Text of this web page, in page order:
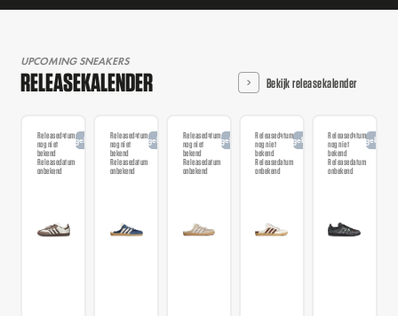
UPCOMING SNEAKERS
RELEASEKALENDER Bekijk releasekalender
Releasedatum
nog niet
bekend
Releasedatum
onbekend
AangekondigdReleasedatum
nog niet
bekend
Releasedatum
onbekend
AangekondigdReleasedatum
nog niet
bekend
Releasedatum
onbekend
AangekondigdReleasedatum
nog niet
bekend
Releasedatum
onbekend
AangekondigdReleasedatum
nog niet
bekend
Releasedatum
onbekend